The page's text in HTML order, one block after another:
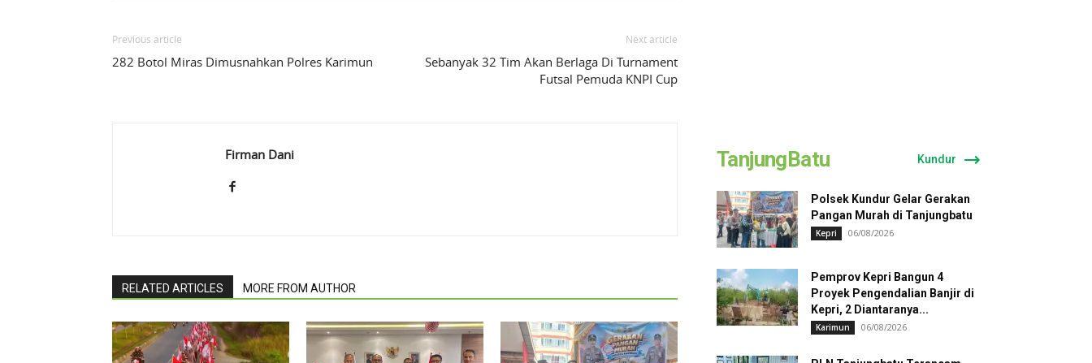
Previous article
282 Botol Miras Dimusnahkan Polres Karimun
Next article
Sebanyak 32 Tim Akan Berlaga Di Turnament
Futsal Pemuda KNPI Cup
Firman Dani
RELATED ARTICLES MORE FROM AUTHOR
TanjungBatu Kundur
Polsek Kundur Gelar Gerakan
Pangan Murah di Tanjungbatu
Kepri 06/08/2026
Pemprov Kepri Bangun 4
Proyek Pengendalian Banjir di
Kepri, 2 Diantaranya...
Karimun 06/08/2026